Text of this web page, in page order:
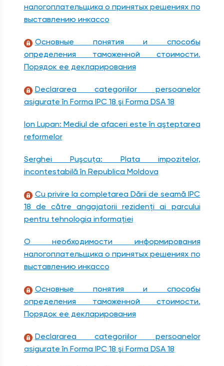
налогоплательщика о принятых решениях по
выставлению инкассо
Основные понятия и способы
определения таможенной стоимости.
Порядок ее декларирования
Declararea categoriilor persoanelor
asigurate în Forma IPC 18 şi Forma DSA 18
Ion Lupan: Mediul de afaceri este în aşteptarea
reformelor
Serghei Puşcuţa: Plata impozitelor,
incontestabilă în Republica Moldova
Cu privire la completarea Dării de seamă IPC
18 de către angajatorii rezidenţi ai parcului
pentru tehnologia informaţiei
О необходимости информирования
налогоплательщика о принятых решениях по
выставлению инкассо
Основные понятия и способы
определения таможенной стоимости.
Порядок ее декларирования
Declararea categoriilor persoanelor
asigurate în Forma IPC 18 şi Forma DSA 18